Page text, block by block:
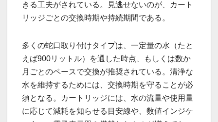
きる工夫がされている。見逃せないのが、カート
リッジごとの交換時期や持続期間である。
多くの蛇口取り付けタイプは、一定量の水（たと
えば900リットル）を通した時点、もしくは数か
月ごとのペースで交換が推奨されている。清浄な
水を維持するためには、交換時期を守ることが必
須となる。カートリッジには、水の流量や使用量
に応じて減耗を知らせる目安線や、数値インジケ